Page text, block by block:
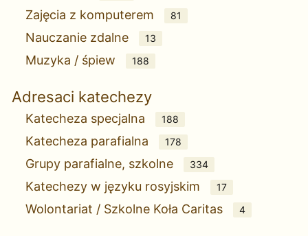
Zajęcia z komputerem 81
Nauczanie zdalne 13
Muzyka / śpiew 188
Adresaci katechezy
Katecheza specjalna 188
Katecheza parafialna 178
Grupy parafialne, szkolne 334
Katechezy w języku rosyjskim 17
Wolontariat / Szkolne Koła Caritas 4